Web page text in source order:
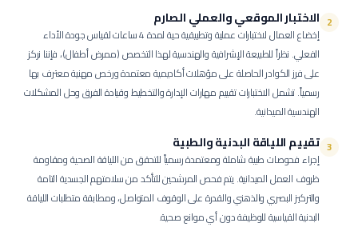
2 الاختبار الموقعي والعملي الصارم
إخضاع العمال لاختبارات عملية وتطبيقية حية لمدة 4 ساعات لقياس جودة الأداء
الفعلي. نظراً للطبيعة الإشرافية والهندسية لهذا التخصص (ممرض أطفال)، فإننا نركز
على فرز الكوادر الحاصلة على مؤهلات أكاديمية معتمدة ورخص مهنية معترف بها
رسمياً. تشمل الاختبارات تقييم مهارات الإدارة والتخطيط وقيادة الفرق وحل المشكلات
الهندسية الميدانية.
3 تقييم اللياقة البدنية والطبية
إجراء فحوصات طبية شاملة ومعتمدة رسمياً للتحقق من اللياقة الصحية ومقاومة
ظروف العمل الميدانية.يتم فحص المرشحين للتأكد من سلامتهم الجسدية التامة
والتركيز البصري والذهني والقدرة على الوقوف المتواصل، ومطابقة متطلبات اللياقة
البدنية القياسية للوظيفة دون أي موانع صحية.